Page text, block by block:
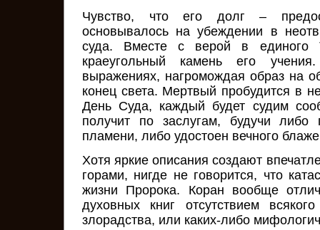
Чувство, что его долг –
основывалось на убеждении в
суда. Вместе с верой в
краеугольный камень его
выражениях, нагромождая образ на
конец света. Мертвый пробудится в
День Суда, каждый будет судим
получит по заслугам, будучи либо
пламени, либо удостоен вечного
Хотя яркие описания создают
горами, нигде не говорится, что
жизни Пророка. Коран вообще
духовных книг отсутствием
злорадства, или каких-либо